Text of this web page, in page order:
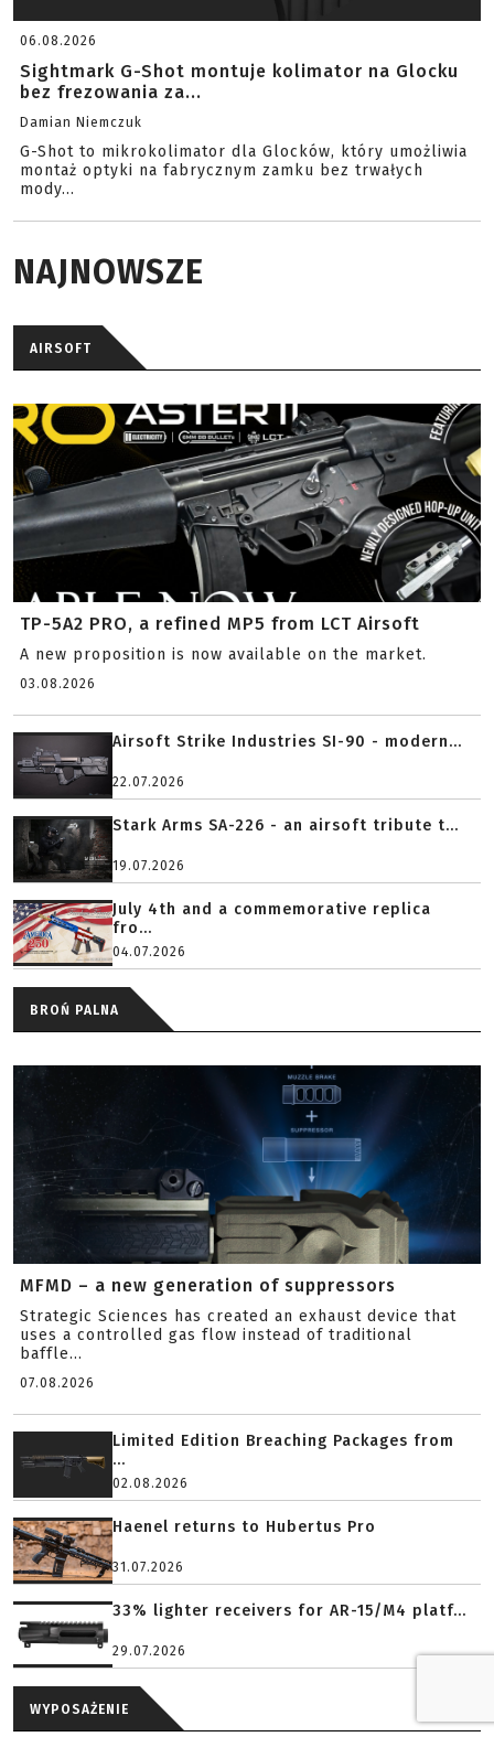
06.08.2026
Sightmark G-Shot montuje kolimator na Glocku
bez frezowania za...
Damian Niemczuk
G-Shot to mikrokolimator dla Glocków, który umożliwia
montaż optyki na fabrycznym zamku bez trwałych
mody...
NAJNOWSZE
AIRSOFT
TP-5A2 PRO, a refined MP5 from LCT Airsoft
A new proposition is now available on the market.
03.08.2026
Airsoft Strike Industries SI-90 - modern...
22.07.2026
Stark Arms SA-226 - an airsoft tribute t...
19.07.2026
July 4th and a commemorative replica
fro...
04.07.2026
BROŃ PALNA
MFMD – a new generation of suppressors
Strategic Sciences has created an exhaust device that
uses a controlled gas flow instead of traditional
baffle...
07.08.2026
Limited Edition Breaching Packages from
...
02.08.2026
Haenel returns to Hubertus Pro
31.07.2026
33% lighter receivers for AR-15/M4 platf...
29.07.2026
WYPOSAŻENIE